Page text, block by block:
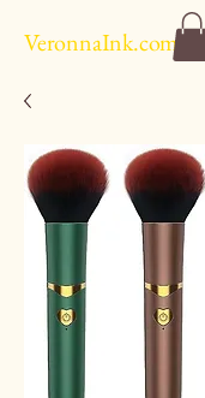
VeronnaInk.com